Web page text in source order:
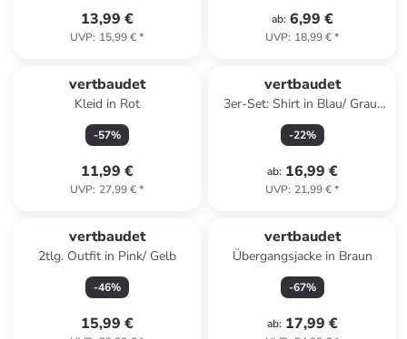
13,99 €
UVP: 15,99 €*
ab: 6,99 €
UVP: 18,99 €*
vertbaudet
Kleid in Rot
-57%
11,99 €
UVP: 27,99 €*
vertbaudet
3er-Set: Shirt in Blau/ Grau/
Weiß
-22%
ab: 16,99 €
UVP: 21,99 €*
vertbaudet
2tlg. Outfit in Pink/ Gelb
-46%
15,99 €
vertbaudet
Übergangsjacke in Braun
-67%
ab: 17,99 €